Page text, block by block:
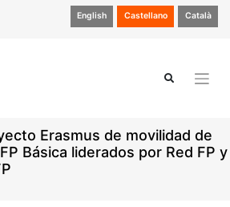
English Castellano Català
Erasmus de movilidad de
Básica liderados por Red FP y